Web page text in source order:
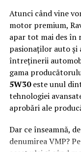
Atunci când vine
motor premium,
apar tot mai des în
pasionaților auto
întreținerii
gama
5W30este unul
tehnologiei
aprobări ale
Dar ce înseamnă,
denumirea VMP?